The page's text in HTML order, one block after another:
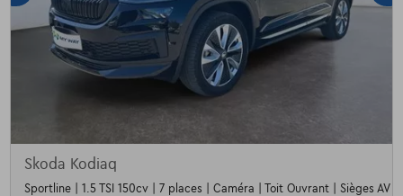
Skoda Kodiaq
Sportline | 1.5 TSI 150cv | 7 places | Caméra | Toit Ouvrant | Sièges AV